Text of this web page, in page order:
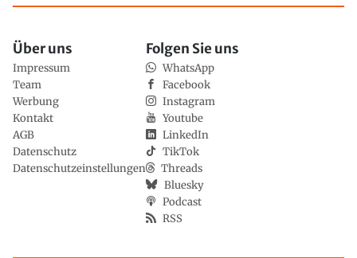
Über uns
Impressum
Team
Werbung
Kontakt
AGB
Datenschutz
Datenschutzeinstellungen
Folgen Sie uns
WhatsApp
Facebook
Instagram
Youtube
LinkedIn
TikTok
Threads
Bluesky
Podcast
RSS